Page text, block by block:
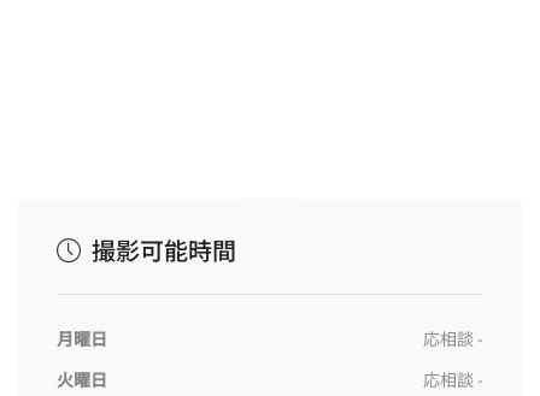
撮影可能時間
月曜日
応相談 -
火曜日
応相談 -